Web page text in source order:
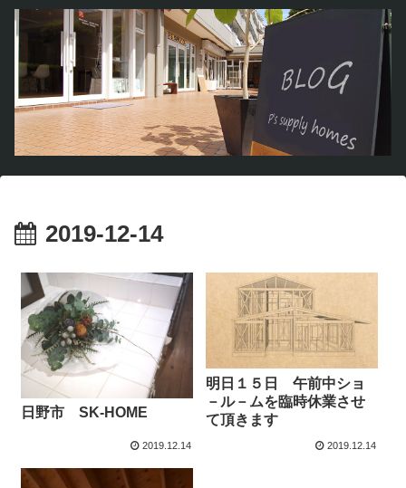
2019-12-14
日野市 SK-HOME
2019.12.14
明日１５日 午前中ショ
－ル－ムを臨時休業させ
て頂きます
2019.12.14